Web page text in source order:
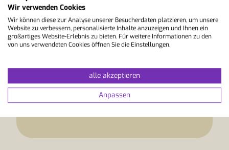
Liverpool schwankst, würde ich Chester
wählen, wenn du eine persönlichere
Lernumgebung suchst. Die Stadt ist ruhiger
und überschaubarer, bietet aber durch die
trotzdem gute Möglichkeiten für Ausflüge.
So kannst du konzentriert Englisch lernen
und dir grössere Städte bewusst für
einzelne Tage einplanen.”
Wir verwenden Cookies
Wir können diese zur Analyse unserer Besucherdaten platzieren, um unsere
Website zu verbessern, personalisierte Inhalte anzuzeigen und Ihnen ein
großartiges Website-Erlebnis zu bieten. Für weitere Informationen zu den
von uns verwendeten Cookies öffnen Sie die Einstellungen.
alle akzeptieren
Anpassen